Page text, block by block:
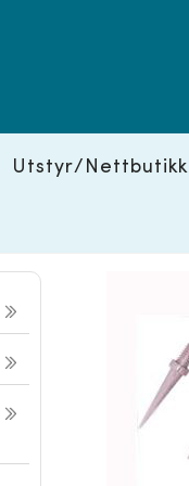
Utstyr/Nettbutikk